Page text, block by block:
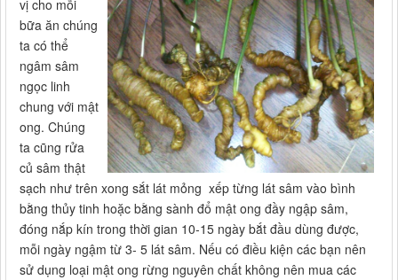
vị cho mỗi
bữa ăn chúng
ta có thể
ngâm sâm
ngọc linh
chung với mật
ong. Chúng
ta cũng rửa
củ sâm thật
sạch như trên xong sắt lát mỏng xếp từng lát sâm vào bình
bằng thủy tinh hoặc bằng sành đổ mật ong đầy ngập sâm,
đóng nắp kín trong thời gian 10-15 ngày bắt đầu dùng được,
mỗi ngày ngậm từ 3- 5 lát sâm. Nếu có điều kiện các bạn nên
sử dụng loại mật ong rừng nguyên chất không nên mua các